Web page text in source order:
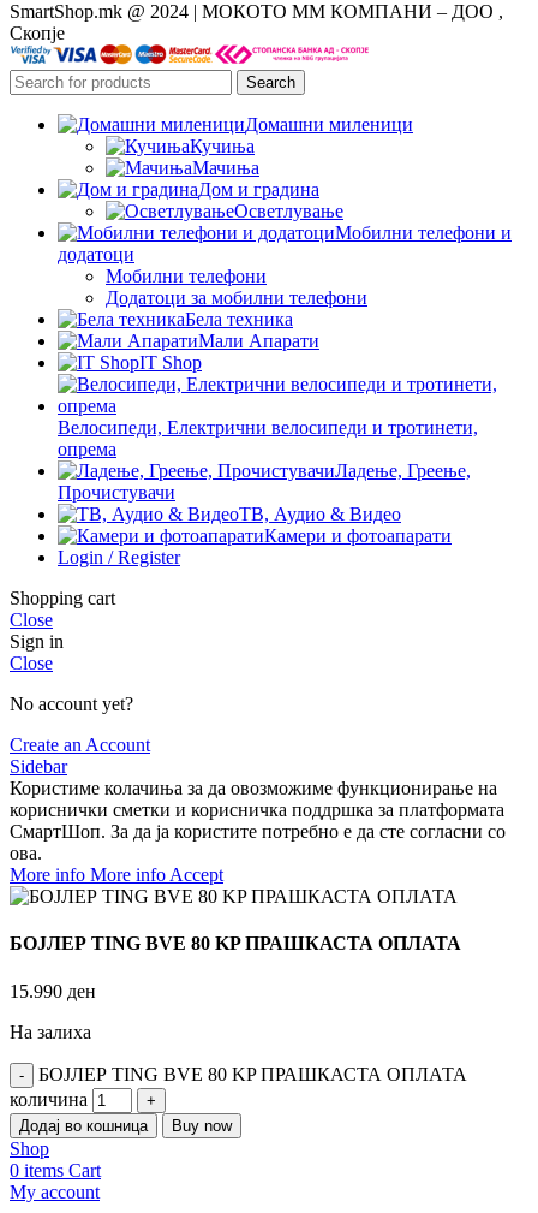
SmartShop.mk @ 2024 | МОКОТО ММ КОМПАНИ – ДОО ,
Скопје
Search
Домашни миленици
Кучиња
Мачиња
Дом и градина
Осветлување
Мобилни телефони и
додатоци
Мобилни телефони
Додатоци за мобилни телефони
Бела техника
Мали Апарати
IT Shop
Велосипеди, Електрични велосипеди и тротинети,
опрема
Ладење, Греење,
Прочистувачи
ТВ, Аудио & Видео
Камери и фотоапарати
Login / Register
Shopping cart
Close
Sign in
Close
No account yet?
Create an Account
Sidebar
Користиме колачиња за да овозможиме функционирање на
кориснички сметки и корисничка поддршка за платформата
СмартШоп. За да ја користите потребно е да сте согласни со
ова.
More info More info Accept
БОЈЛЕР TING BVE 80 KP ПРАШКАСТА ОПЛАТА
15.990 ден
На залиха
БОЈЛЕР TING BVE 80 KP ПРАШКАСТА ОПЛАТА
количина
Додај во кошница Buy now
Shop
0 items Cart
My account